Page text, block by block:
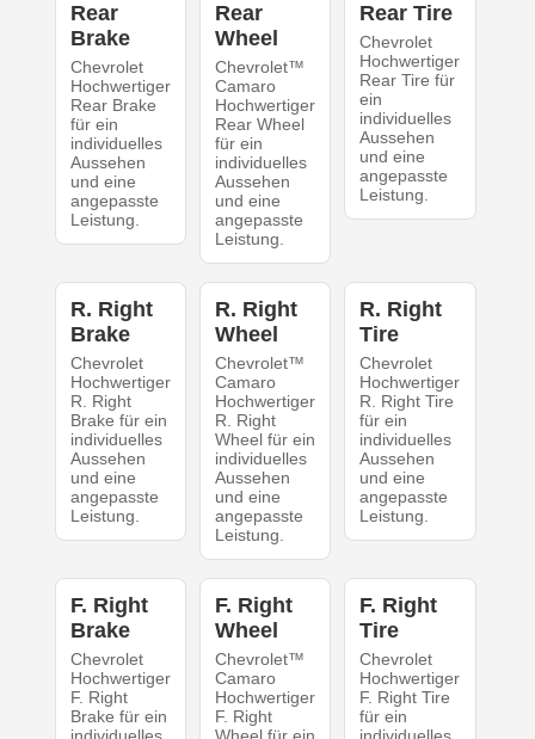
Rear
Brake
Chevrolet
Hochwertiger
Rear Brake
für ein
individuelles
Aussehen
und eine
angepasste
Leistung.
Rear
Wheel
Chevrolet™
Camaro
Hochwertiger
Rear Wheel
für ein
individuelles
Aussehen
und eine
angepasste
Leistung.
Rear Tire
Chevrolet
Hochwertiger
Rear Tire für
ein
individuelles
Aussehen
und eine
angepasste
Leistung.
R. Right
Brake
Chevrolet
Hochwertiger
R. Right
Brake für ein
individuelles
Aussehen
und eine
angepasste
Leistung.
R. Right
Wheel
Chevrolet™
Camaro
Hochwertiger
R. Right
Wheel für ein
individuelles
Aussehen
und eine
angepasste
Leistung.
R. Right
Tire
Chevrolet
Hochwertiger
R. Right Tire
für ein
individuelles
Aussehen
und eine
angepasste
Leistung.
F. Right
Brake
Chevrolet
Hochwertiger
F. Right
Brake für ein
F. Right
Wheel
Chevrolet™
Camaro
Hochwertiger
F. Right
F. Right
Tire
Chevrolet
Hochwertiger
F. Right Tire
für ein